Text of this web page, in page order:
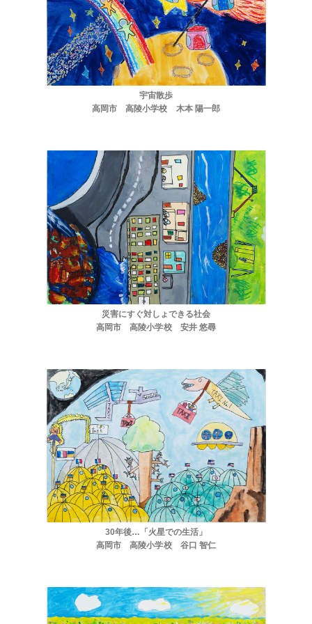
宇宙散歩
高岡市 高陵小学校 木本 陽一郎
災害にすぐ対しょできる社会
高岡市 高陵小学校 安井 悠尋
30年後…「火星での生活」
高岡市 高陵小学校 谷口 智仁